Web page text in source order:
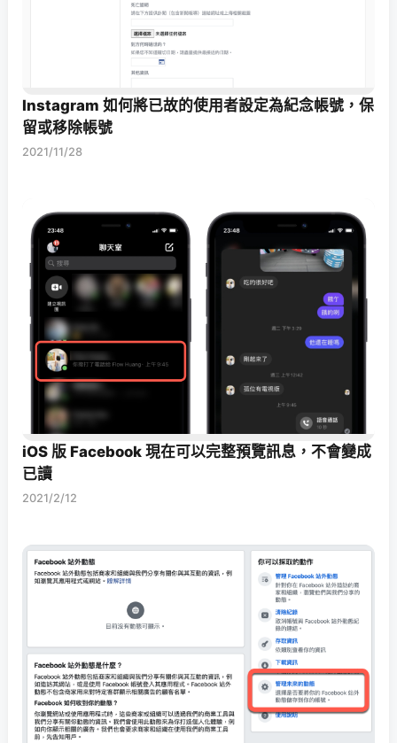
Instagram 如何將已故的使用者設定為紀念帳號，保
留或移除帳號
2021/11/28
iOS 版 Facebook 現在可以完整預覽訊息，不會變成
已讀
2021/2/12